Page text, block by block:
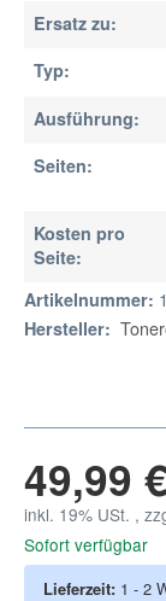
Ersatz zu:
Typ:
Ausführung:
Seiten:
Kosten pro
Seite:
Artikelnummer:
Hersteller:
49,99 €
inkl. 19% USt. ,
Sofort verfügbar
Lieferzeit: 1 - 2